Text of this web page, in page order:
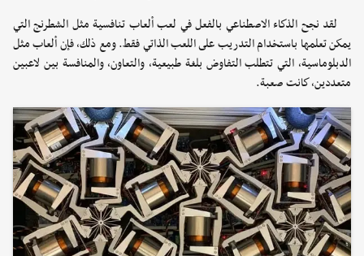
لقد نجح الذكاء الاصطناعي بالفعل في لعب ألعاب تنافسية مثل الشطرنج التي
يمكن تعلمها باستخدام التدريب على اللعب الذاتي فقط. ومع ذلك، فإن ألعاب مثل
الدبلوماسية، التي تتطلب التفاوض بلغة طبيعية، والتعاون، والمنافسة بين لاعبين
متعددين، كانت صعبة.